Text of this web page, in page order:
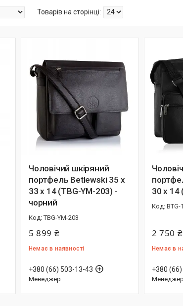
Чоловічий шкіряний
портфель Betlewski 35 х
33 х 14 (TBG-YM-203) -
чорний
TBG-YM-203
5 899 ₴
Немає в наявності
+380 (66) 503-13-43
Менеджер
30 х 14
BTG-
2 750 ₴
Немає в
+380